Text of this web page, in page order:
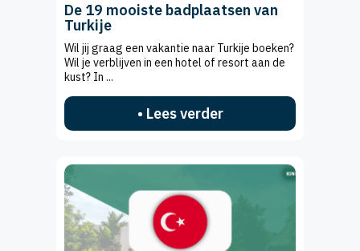
De 19 mooiste badplaatsen van
Turkije
Wil jij graag een vakantie naar Turkije boeken?
Wil je verblijven in een hotel of resort aan de
kust? In ...
• Lees verder